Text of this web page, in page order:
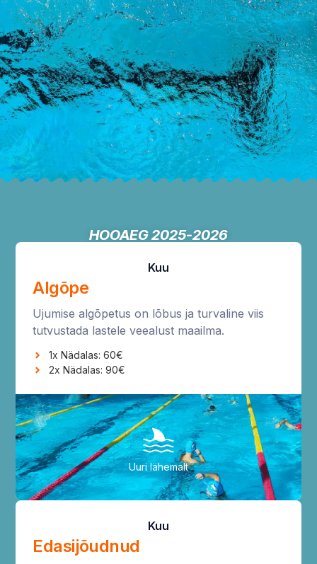
HOOAEG 2025-2026
Kuu
Algõpe
Ujumise algõpetus on lõbus ja turvaline viis
tutvustada lastele veealust maailma.
1x Nädalas: 60€
2x Nädalas: 90€
Uuri lähemalt
Kuu
Edasijõudnud